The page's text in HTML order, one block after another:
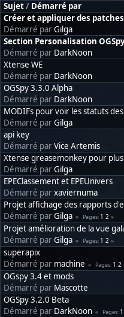
Sujet/ Démarré par
Créer et appliquer des
Démarré parGilga
Section Personalisation
Démarré par DarkNoon
Xtense WE
Démarré par DarkNoon
OGSpy 3.3.0 Alpha
Démarré par DarkNoon
MODIFs pour voir les statuts
Démarré parGilga
api key
Démarré parVice Artemis
Xtense greasemonkey pour
Démarré parGilga
EPEClassement et EPEUnivers
Démarré parxaviernuma
Projet affichage des rapports
Démarré parGilga Pages 1 2
Projet amélioration de la vue
Démarré parGilga Pages 1 2
superapix
Démarré par machine Pages 1 2
OGspy 3.4 et mods
Démarré par Mascotte
OGSpy 3.2.0 Beta
Démarré par DarkNoon Pages 1